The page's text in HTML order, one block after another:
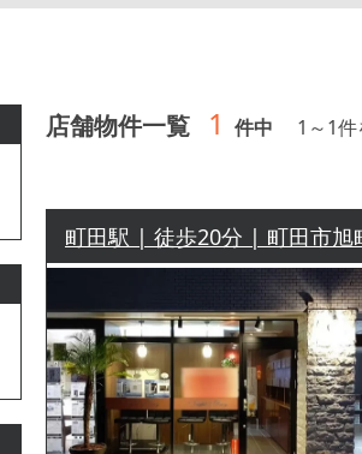
店舗物件一覧 1 件中 1 ～1件
町田駅 | 徒歩20分 | 町田市旭